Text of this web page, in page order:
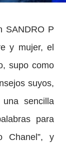
SANDRO P
y mujer, el
supo como
suyos,
sencilla
para
Chanel”, y